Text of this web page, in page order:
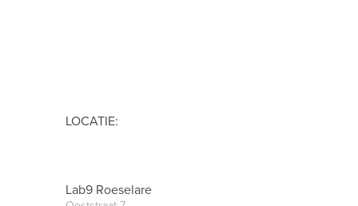
LOCATIE:
Lab9 Roeselare